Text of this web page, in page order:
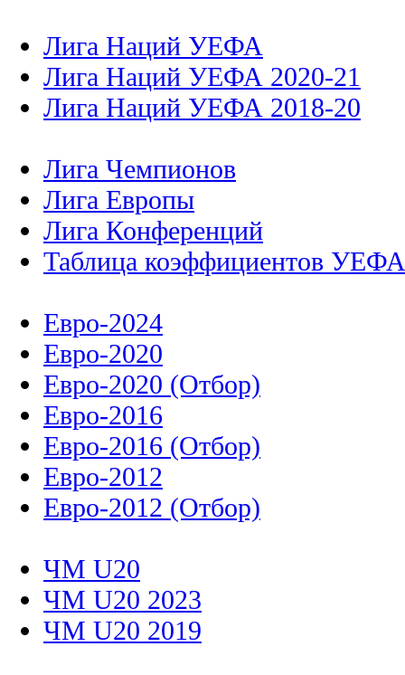
Лига Наций УЕФА
Лига Наций УЕФА 2020-21
Лига Наций УЕФА 2018-20
Лига Чемпионов
Лига Европы
Лига Конференций
Таблица коэффициентов УЕФА
Евро-2024
Евро-2020
Евро-2020 (Отбор)
Евро-2016
Евро-2016 (Отбор)
Евро-2012
Евро-2012 (Отбор)
ЧМ U20
ЧМ U20 2023
ЧМ U20 2019